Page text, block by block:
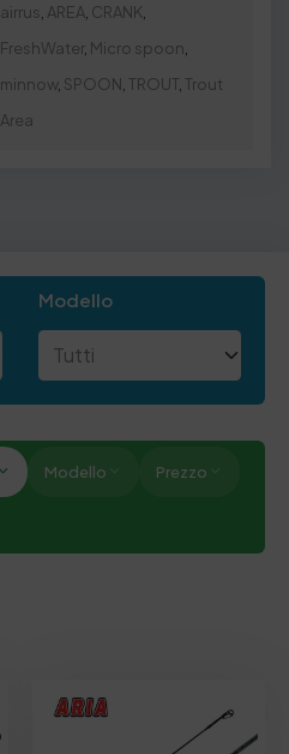
airrus AREA, CRANK
FreshWater, Micro spoon
minnow, SPOON TROUT, Trout
Area
Modello
Modello Prezzo